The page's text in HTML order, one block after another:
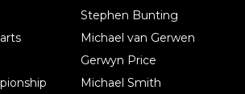
Stephen Bunting
Michael van Gerwen
Gerwyn Price
Michael Smith